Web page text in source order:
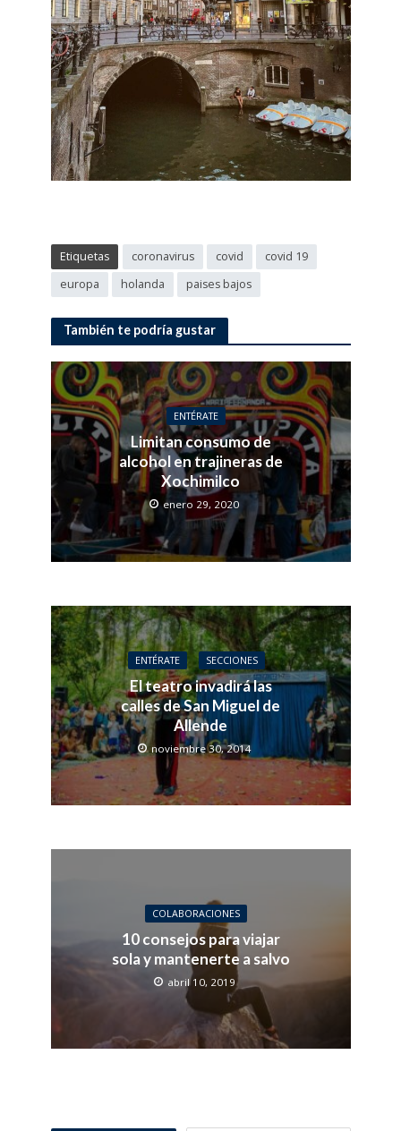
Etiquetas coronavirus covid
covid 19
europa
holanda paises bajos
También te podría gustar
ENTÉRATE
Limitan consumo de
alcohol en trajineras de
Xochimilco
enero 29, 2020
ENTÉRATE SECCIONES
El teatro invadirá las
calles de San Miguel de
Allende
noviembre 30, 2014
COLABORACIONES
10 consejos para viajar
sola y mantenerte a salvo
abril 10, 2019